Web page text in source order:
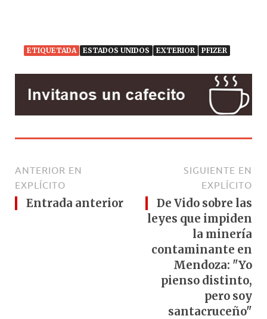
ETIQUETADA ESTADOS UNIDOS EXTERIOR PFIZER
ANTERIOR EN
EXPLÍCITO
Entrada anterior
SIGUIENTE EN
EXPLÍCITO
De Vido sobre las
leyes que impiden
la minería
contaminante en
Mendoza: "Yo
pienso distinto,
pero soy
santacruceño"